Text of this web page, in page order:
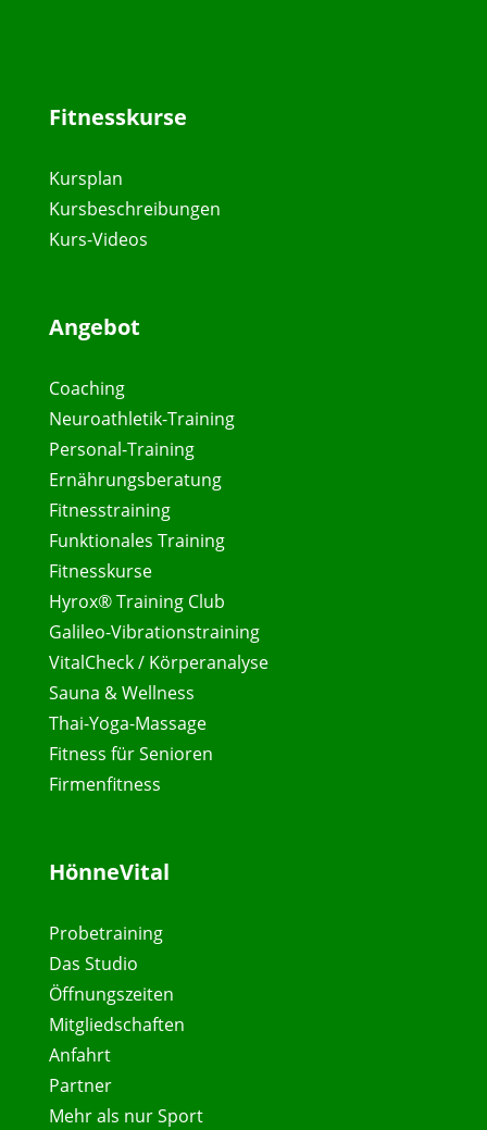
Fitnesskurse
Kursplan
Kursbeschreibungen
Kurs-Videos
Angebot
Coaching
Neuroathletik-Training
Personal-Training
Ernährungsberatung
Fitnesstraining
Funktionales Training
Fitnesskurse
Hyrox® Training Club
Galileo-Vibrationstraining
VitalCheck / Körperanalyse
Sauna & Wellness
Thai-Yoga-Massage
Fitness für Senioren
Firmenfitness
HönneVital
Probetraining
Das Studio
Öffnungszeiten
Mitgliedschaften
Anfahrt
Partner
Mehr als nur Sport